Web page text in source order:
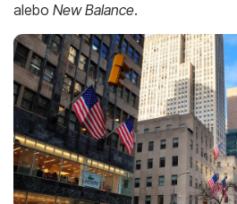
alebo New Balance.